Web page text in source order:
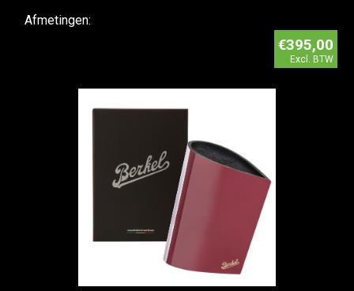
Afmetingen:
€395,00
Excl. BTW